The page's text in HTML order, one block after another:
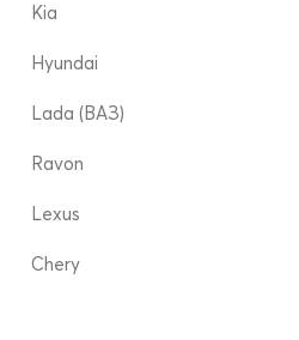
Kia
Hyundai
Lada (ВАЗ)
Ravon
Lexus
Chery